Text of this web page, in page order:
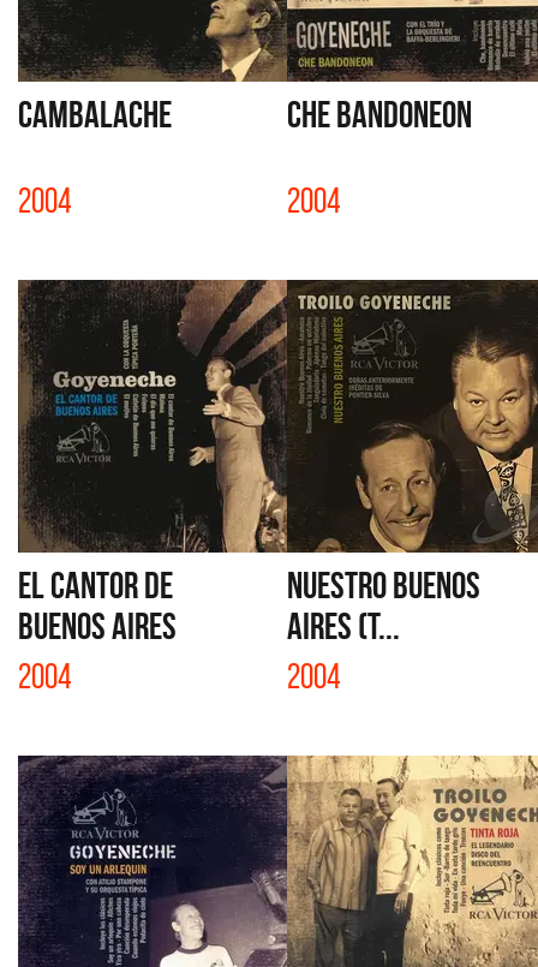
CAMBALACHE
2004
CHE BANDONEON
2004
EL CANTOR DE
BUENOS AIRES
2004
NUESTRO BUENOS
AIRES (T...
2004